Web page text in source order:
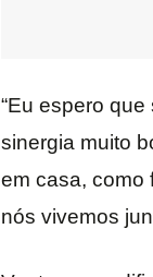
“Eu espero
sinergia muito
em casa, como
nós vivemos